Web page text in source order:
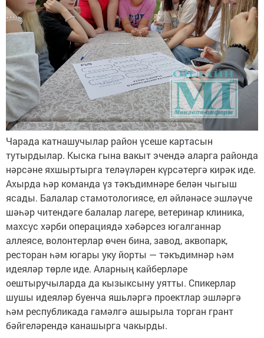
Чарада катнашучылар район үсеше картасын
тутырдылар. Кыска гына вакыт эчендә аларга районда
нәрсәне яхшыртырга теләүләрен күрсәтергә кирәк иде.
Ахырда һәр команда үз тәкъдимнәре белән чыгыш
ясады. Балалар стамотологиясе, ел әйләнәсе эшләүче
шәһәр читендәге балалар лагере, ветеринар клиника,
махсус хәрби операциядә хәбәрсез югалганнар
аллеясе, волонтерлар өчен бина, завод, аквопарк,
ресторан һәм югары уку йорты — тәкъдимнәр һәм
идеяләр төрле иде. Аларның кайберләре
оештыручыларда да кызыксыну уятты. Спикерлар
шушы идеяләр буенча яшьләргә проектлар эшләргә
һәм республикада гамәлгә ашырыла торган грант
бәйгеләрендә канашырга чакырды.